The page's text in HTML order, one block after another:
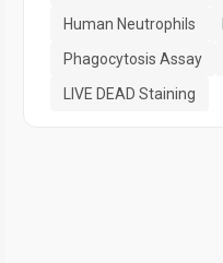
Human Neutrophils
Phagocytosis Assay
LIVE DEAD Staining